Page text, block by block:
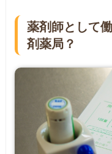
薬剤師として
剤薬局？